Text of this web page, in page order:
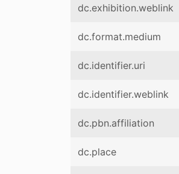
dc.exhibition.weblink
dc.format.medium
dc.identifier.uri
dc.identifier.weblink
dc.pbn.affiliation
dc.place